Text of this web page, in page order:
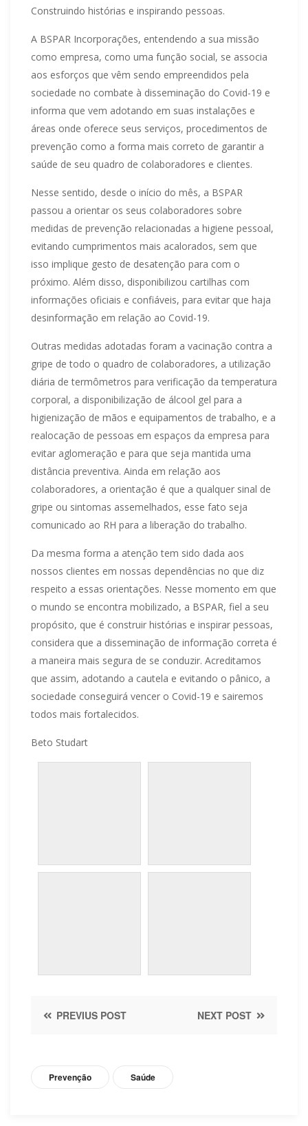
Construindo histórias e inspirando pessoas.
A BSPAR Incorporações, entendendo a sua missão
como empresa, como uma função social, se associa
aos esforços que vêm sendo empreendidos pela
sociedade no combate à disseminação do Covid-19 e
informa que vem adotando em suas instalações e
áreas onde oferece seus serviços, procedimentos de
prevenção como a forma mais correto de garantir a
saúde de seu quadro de colaboradores e clientes.
Nesse sentido, desde o início do mês, a BSPAR
passou a orientar os seus colaboradores sobre
medidas de prevenção relacionadas a higiene pessoal,
evitando cumprimentos mais acalorados, sem que
isso implique gesto de desatenção para com o
próximo. Além disso, disponibilizou cartilhas com
informações oficiais e confiáveis, para evitar que haja
desinformação em relação ao Covid-19.
Outras medidas adotadas foram a vacinação contra a
gripe de todo o quadro de colaboradores, a utilização
diária de termômetros para verificação da temperatura
corporal, a disponibilização de álcool gel para a
higienização de mãos e equipamentos de trabalho, e a
realocação de pessoas em espaços da empresa para
evitar aglomeração e para que seja mantida uma
distância preventiva. Ainda em relação aos
colaboradores, a orientação é que a qualquer sinal de
gripe ou sintomas assemelhados, esse fato seja
comunicado ao RH para a liberação do trabalho.
Da mesma forma a atenção tem sido dada aos
nossos clientes em nossas dependências no que diz
respeito a essas orientações. Nesse momento em que
o mundo se encontra mobilizado, a BSPAR, fiel a seu
propósito, que é construir histórias e inspirar pessoas,
considera que a disseminação de informação correta é
a maneira mais segura de se conduzir. Acreditamos
que assim, adotando a cautela e evitando o pânico, a
sociedade conseguirá vencer o Covid-19 e sairemos
todos mais fortalecidos.
Beto Studart
PREVIUS POST NEXT POST
Prevenção Saúde